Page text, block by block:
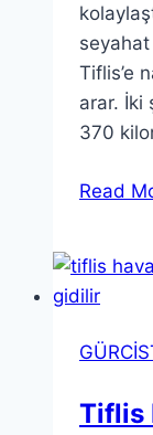
Tiflis’e
arar. İki
370
Read
Tiflis